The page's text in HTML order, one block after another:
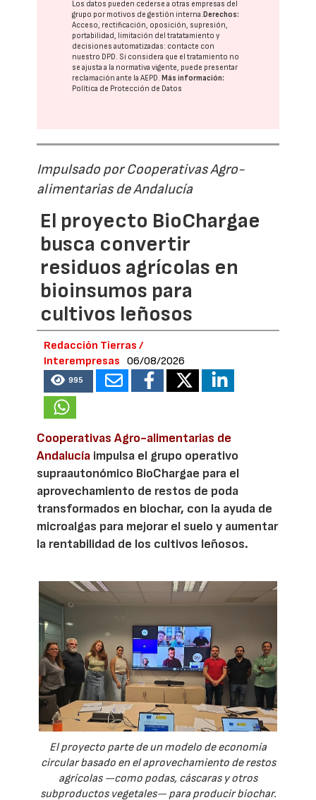
Los datos pueden cederse a otras empresas del
grupo por motivos de gestión interna.Derechos:
Acceso, rectificación, oposición, supresión,
portabilidad, limitación del tratatamiento y
decisiones automatizadas: contacte con
nuestro DPD. Si considera que el tratamiento no
se ajusta a la normativa vigente, puede presentar
reclamación ante laAEPD.Más información:
Política de Protección de Datos
Impulsado por Cooperativas Agro-
alimentarias de Andalucía
El proyecto BioChargae
busca convertir
residuos agrícolas en
bioinsumos para
cultivos leñosos
Redacción Tierras /
Interempresas
06/08/2026
995
Cooperativas Agro-alimentarias de
Andalucía impulsa el grupo operativo
supraautonómico BioChargae para el
aprovechamiento de restos de poda
transformados en biochar, con la ayuda de
microalgas para mejorar el suelo y aumentar
la rentabilidad de los cultivos leñosos.
El proyecto parte de un modelo de economía
circular basado en el aprovechamiento de restos
agrícolas —como podas, cáscaras y otros
subproductos vegetales— para producir biochar.